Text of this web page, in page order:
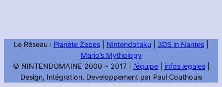
Le Réseau : Planète Zebes| Nintendotaku| 3DS in Nantes|
Mario’s Mythology
© NINTENDOMAINE 2000 ~ 2017 | l’équipe| infos legales|
Design, Intégration, Developpement par Paul Couthouis